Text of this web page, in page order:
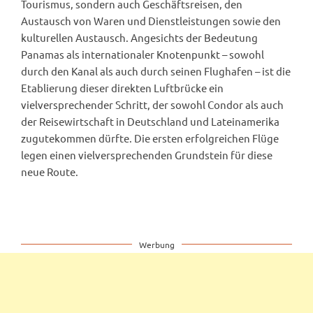
Tourismus, sondern auch Geschäftsreisen, den
Austausch von Waren und Dienstleistungen sowie den
kulturellen Austausch. Angesichts der Bedeutung
Panamas als internationaler Knotenpunkt – sowohl
durch den Kanal als auch durch seinen Flughafen – ist die
Etablierung dieser direkten Luftbrücke ein
vielversprechender Schritt, der sowohl Condor als auch
der Reisewirtschaft in Deutschland und Lateinamerika
zugutekommen dürfte. Die ersten erfolgreichen Flüge
legen einen vielversprechenden Grundstein für diese
neue Route.
Werbung